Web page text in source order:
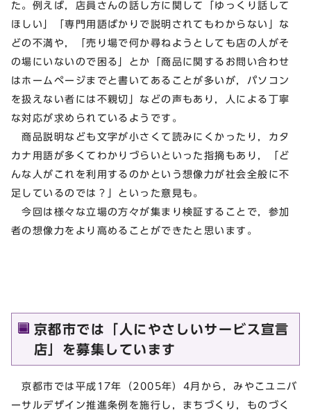
た。例えば，店員さんの話し方に関して「ゆっくり話して
ほしい」「専門用語ばかりで説明されてもわからない」な
どの不満や，「売り場で何か尋ねようとしても店の人がそ
の場にいないので困る」とか「商品に関するお問い合わせ
はホームページまでと書いてあることが多いが，パソコン
を扱えない者には不親切」などの声もあり，人による丁寧
な対応が求められているようです。
商品説明なども文字が小さくて読みにくかったり，カタ
カナ用語が多くてわかりづらいといった指摘もあり，「ど
んな人がこれを利用するのかという想像力が社会全般に不
足しているのでは？」といった意見も。
今回は様々な立場の方々が集まり検証することで，参加
者の想像力をより高めることができたと思います。
京都市では「人にやさしいサービス宣言
店」を募集しています
京都市では平成17年（2005年）4月から，みやこユニバ
ーサルデザイン推進条例を施行し，まちづくり，ものづく